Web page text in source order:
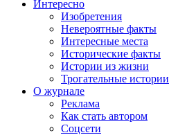
Интересно
Изобретения
Невероятные факты
Интересные места
Исторические факты
Истории из жизни
Трогательные истории
О журнале
Реклама
Как стать автором
Соцсети